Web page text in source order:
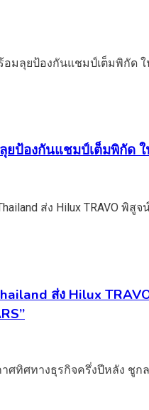
ป้องกันแชมป์เต็มพิกัด
ส่ง Hilux